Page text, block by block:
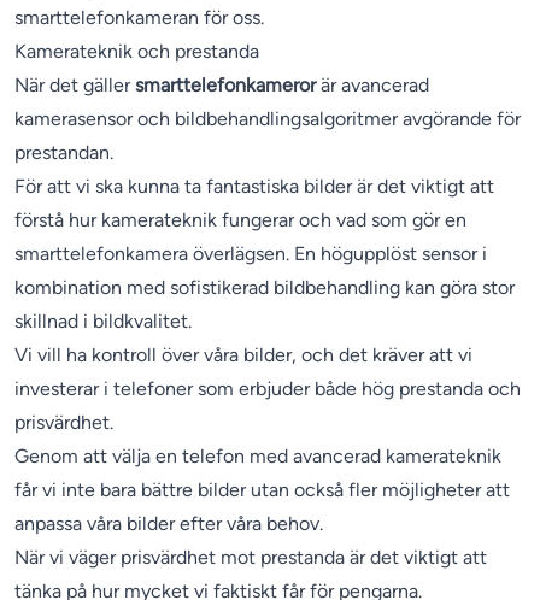
smarttelefonkameran för oss.
Kamerateknik och prestanda
När det gällersmarttelefonkamerorär avancerad
kamerasensor och bildbehandlingsalgoritmer avgörande för
prestandan.
För att vi ska kunna ta fantastiska bilder är det viktigt att
förstå hur kamerateknik fungerar och vad som gör en
smarttelefonkamera överlägsen. En högupplöst sensor i
kombination med sofistikerad bildbehandling kan göra stor
skillnad i bildkvalitet.
Vi vill ha kontroll över våra bilder, och det kräver att vi
investerar i telefoner som erbjuder både hög prestanda och
prisvärdhet.
Genom att välja en telefon med avancerad kamerateknik
får vi inte bara bättre bilder utan också fler möjligheter att
anpassa våra bilder efter våra behov.
När vi väger prisvärdhet mot prestanda är det viktigt att
tänka på hur mycket vi faktiskt får för pengarna.